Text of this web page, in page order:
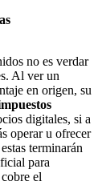
no es verdar
Al ver un
en origen, su
digitales, si a
operar u ofrecer
terminarán
para
el